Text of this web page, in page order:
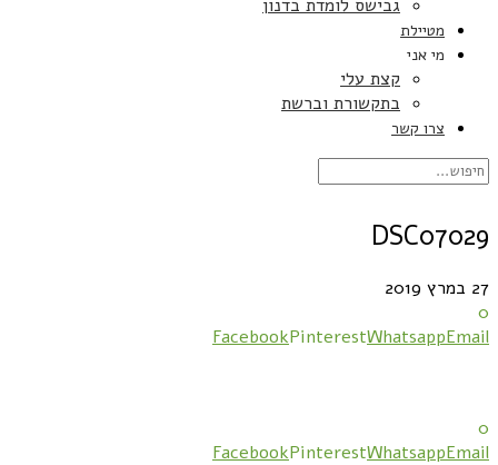
גבישס לומדת בדנון
מטיילת
מי אני
קצת עלי
בתקשורת וברשת
צרו קשר
DSC07029
27 במרץ 2019
0
FacebookPinterestWhatsappEmail
0
FacebookPinterestWhatsappEmail